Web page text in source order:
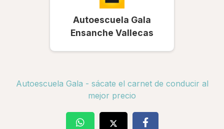
Autoescuela Gala
Ensanche Vallecas
Autoescuela Gala - sácate el carnet de conducir al
mejor precio